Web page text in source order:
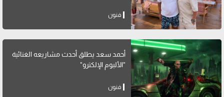
فنون
أحمد سعد يطلق أحدث مشاريعه الغنائية
"الألبوم الإلكترو"
فنون